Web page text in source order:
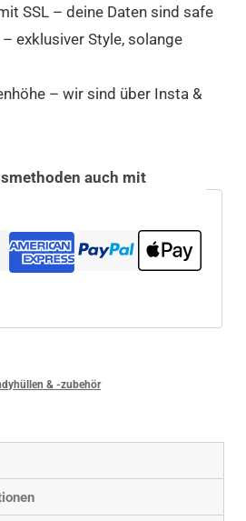
SSL – deine Daten sind safe
exklusiver Style, solange
– wir sind über Insta &
auch mit
& -zubehör